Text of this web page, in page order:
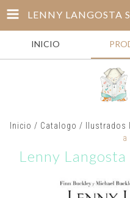
INICIO
Inicio / Catalogo / Ilustrados
a
Lenny